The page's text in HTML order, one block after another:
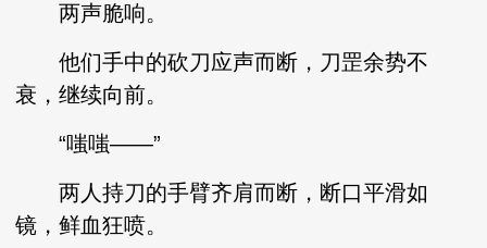
两声脆响。
他们手中的砍刀应声而断，刀罡余势不
衰，继续向前。
“嗤嗤——”
两人持刀的手臂齐肩而断，断口平滑如
镜，鲜血狂喷。